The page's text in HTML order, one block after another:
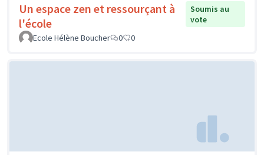
Un espace zen et ressourçant à
l'école
Soumis au
vote
Ecole Hélène Boucher
0 0